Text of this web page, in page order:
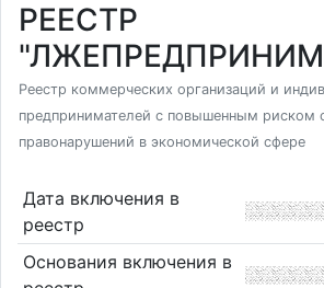
РЕЕСТР
Реестр коммерческих организаций и
предпринимателей с повышенным риском
правонарушений в экономической сфере
Дата включения в
реестр
Основания включения в